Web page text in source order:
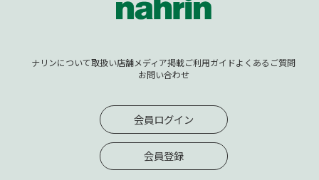
ナリンについて取扱い店舗メディア掲載ご利用ガイドよくあるご質問
お問い合わせ
会員ログイン
会員登録